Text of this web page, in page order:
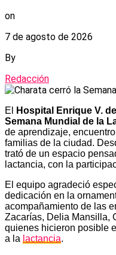
on
7 de agosto de 2026
By
Redacción
El Hospital Enrique V.
Semana Mundial de la
de aprendizaje,
familias de la ciudad.
trató de un espacio
lactancia, con la
El equipo agradeció
dedicación en la
acompañamiento de las
Zacarías, Delia Mansilla,
quienes hicieron posible
a la lactancia.